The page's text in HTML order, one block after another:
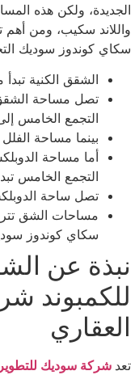
الجديدة، ولكن هذه
واللاند سكيب، ومن
سكاي كوندوز سوديك
الشقق الكنية تبدأ
تصل مساحة
التجمع الخامس إلى 184 متر
بينما مساحة الفلل
أما مساحة
التجمع الخامس تبدأ
تصل ساحة الدوبلكس إلى
سكاي كوندوز
نبذة عن
للكمبوند
العقاري
تعد شركة سوديك